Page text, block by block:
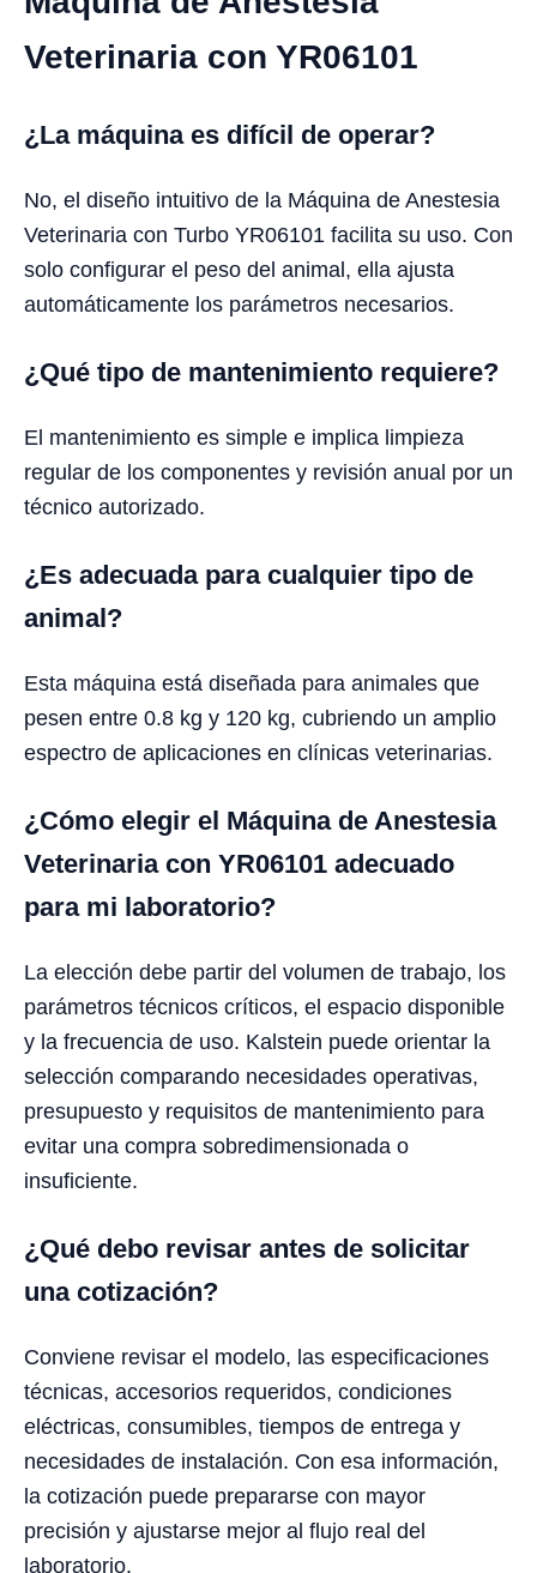
Veterinaria con YR06101
¿La máquina es difícil de operar?
No, el diseño intuitivo de la Máquina de Anestesia
Veterinaria con Turbo YR06101 facilita su uso. Con
solo configurar el peso del animal, ella ajusta
automáticamente los parámetros necesarios.
¿Qué tipo de mantenimiento requiere?
El mantenimiento es simple e implica limpieza
regular de los componentes y revisión anual por un
técnico autorizado.
¿Es adecuada para cualquier tipo de
animal?
Esta máquina está diseñada para animales que
pesen entre 0.8 kg y 120 kg, cubriendo un amplio
espectro de aplicaciones en clínicas veterinarias.
¿Cómo elegir el Máquina de Anestesia
Veterinaria con YR06101 adecuado
para mi laboratorio?
La elección debe partir del volumen de trabajo, los
parámetros técnicos críticos, el espacio disponible
y la frecuencia de uso. Kalstein puede orientar la
selección comparando necesidades operativas,
presupuesto y requisitos de mantenimiento para
evitar una compra sobredimensionada o
insuficiente.
¿Qué debo revisar antes de solicitar
una cotización?
Conviene revisar el modelo, las especificaciones
técnicas, accesorios requeridos, condiciones
eléctricas, consumibles, tiempos de entrega y
necesidades de instalación. Con esa información,
la cotización puede prepararse con mayor
precisión y ajustarse mejor al flujo real del
laboratorio.